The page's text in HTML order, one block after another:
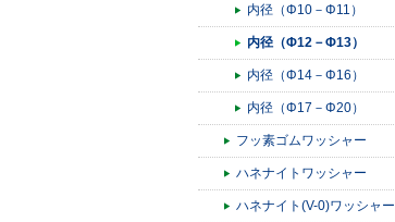
内径（Φ10－Φ11）
内径（Φ12－Φ13）
内径（Φ14－Φ16）
内径（Φ17－Φ20）
フッ素ゴムワッシャー
ハネナイトワッシャー
ハネナイト(V-0)ワッシャー